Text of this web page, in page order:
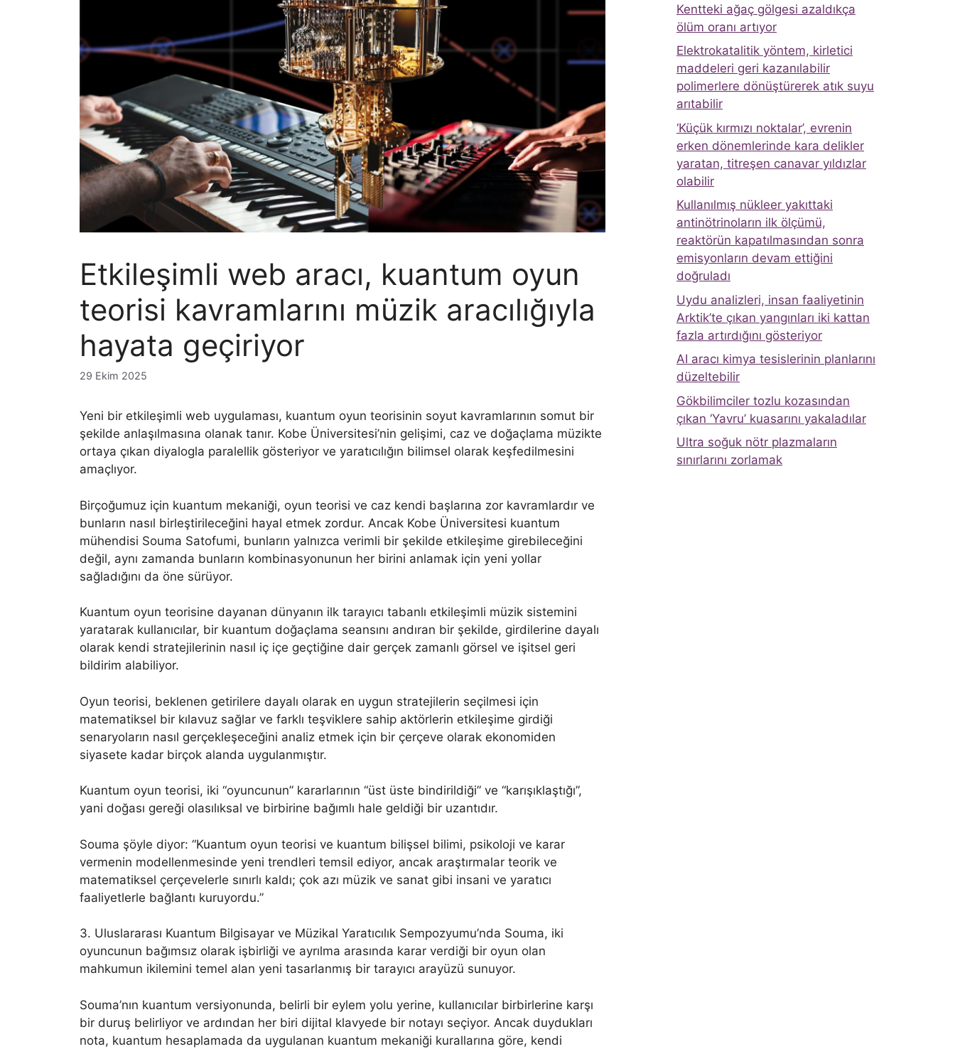
Etkileşimli web aracı, kuantum oyun
teorisi kavramlarını müzik aracılığıyla
hayata geçiriyor
29 Ekim 2025
Yeni bir etkileşimli web uygulaması, kuantum oyun teorisinin soyut kavramlarının somut bir
şekilde anlaşılmasına olanak tanır. Kobe Üniversitesi’nin gelişimi, caz ve doğaçlama müzikte
ortaya çıkan diyalogla paralellik gösteriyor ve yaratıcılığın bilimsel olarak keşfedilmesini
amaçlıyor.
Birçoğumuz için kuantum mekaniği, oyun teorisi ve caz kendi başlarına zor kavramlardır ve
bunların nasıl birleştirileceğini hayal etmek zordur. Ancak Kobe Üniversitesi kuantum
mühendisi Souma Satofumi, bunların yalnızca verimli bir şekilde etkileşime girebileceğini
değil, aynı zamanda bunların kombinasyonunun her birini anlamak için yeni yollar
sağladığını da öne sürüyor.
Kuantum oyun teorisine dayanan dünyanın ilk tarayıcı tabanlı etkileşimli müzik sistemini
yaratarak kullanıcılar, bir kuantum doğaçlama seansını andıran bir şekilde, girdilerine dayalı
olarak kendi stratejilerinin nasıl iç içe geçtiğine dair gerçek zamanlı görsel ve işitsel geri
bildirim alabiliyor.
Oyun teorisi, beklenen getirilere dayalı olarak en uygun stratejilerin seçilmesi için
matematiksel bir kılavuz sağlar ve farklı teşviklere sahip aktörlerin etkileşime girdiği
senaryoların nasıl gerçekleşeceğini analiz etmek için bir çerçeve olarak ekonomiden
siyasete kadar birçok alanda uygulanmıştır.
Kuantum oyun teorisi, iki “oyuncunun” kararlarının “üst üste bindirildiği” ve “karışıklaştığı”,
yani doğası gereği olasılıksal ve birbirine bağımlı hale geldiği bir uzantıdır.
Souma şöyle diyor: “Kuantum oyun teorisi ve kuantum bilişsel bilimi, psikoloji ve karar
vermenin modellenmesinde yeni trendleri temsil ediyor, ancak araştırmalar teorik ve
matematiksel çerçevelerle sınırlı kaldı; çok azı müzik ve sanat gibi insani ve yaratıcı
faaliyetlerle bağlantı kuruyordu.”
3. Uluslararası Kuantum Bilgisayar ve Müzikal Yaratıcılık Sempozyumu’nda Souma, iki
oyuncunun bağımsız olarak işbirliği ve ayrılma arasında karar verdiği bir oyun olan
mahkumun ikilemini temel alan yeni tasarlanmış bir tarayıcı arayüzü sunuyor.
Souma’nın kuantum versiyonunda, belirli bir eylem yolu yerine, kullanıcılar birbirlerine karşı
bir duruş belirliyor ve ardından her biri dijital klavyede bir notayı seçiyor. Ancak duydukları
nota, kuantum hesaplamada da uygulanan kuantum mekaniği kurallarına göre, kendi
Kentteki ağaç gölgesi azaldıkça
ölüm oranı artıyor
Elektrokatalitik yöntem, kirletici
maddeleri geri kazanılabilir
polimerlere dönüştürerek atık suyu
arıtabilir
‘Küçük kırmızı noktalar’, evrenin
erken dönemlerinde kara delikler
yaratan, titreşen canavar yıldızlar
olabilir
Kullanılmış nükleer yakıttaki
antinötrinoların ilk ölçümü,
reaktörün kapatılmasından sonra
emisyonların devam ettiğini
doğruladı
Uydu analizleri, insan faaliyetinin
Arktik’te çıkan yangınları iki kattan
fazla artırdığını gösteriyor
AI aracı kimya tesislerinin planlarını
düzeltebilir
Gökbilimciler tozlu kozasından
çıkan ‘Yavru’ kuasarını yakaladılar
Ultra soğuk nötr plazmaların
sınırlarını zorlamak